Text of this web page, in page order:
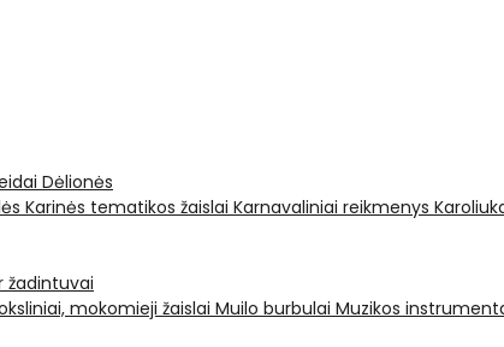
Dėlionės
Karinės tematikos žaislai Karnavaliniai reikmenys
žadintuvai
mokomieji žaislai Muilo burbulai Muzikos